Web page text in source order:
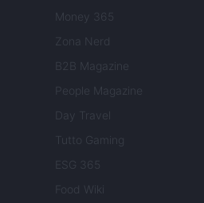
Money 365
Zona Nerd
B2B Magazine
People Magazine
Day Travel
Tutto Gaming
ESG 365
Food Wiki